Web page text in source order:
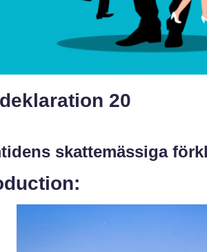
20
skattemässiga